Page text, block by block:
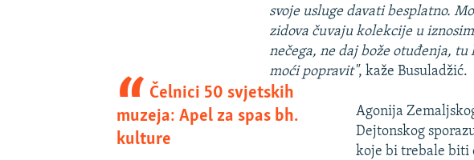
svoje usluge davati besplatno.
zidova čuvaju kolekcije u
nečega, ne daj bože otuđenja,
moći popravit", kaže Busuladžić.
Čelnici 50 svjetskih
muzeja: Apel za spas bh.
kulture
Agonija
Dejtonskog
koje bi trebale biti